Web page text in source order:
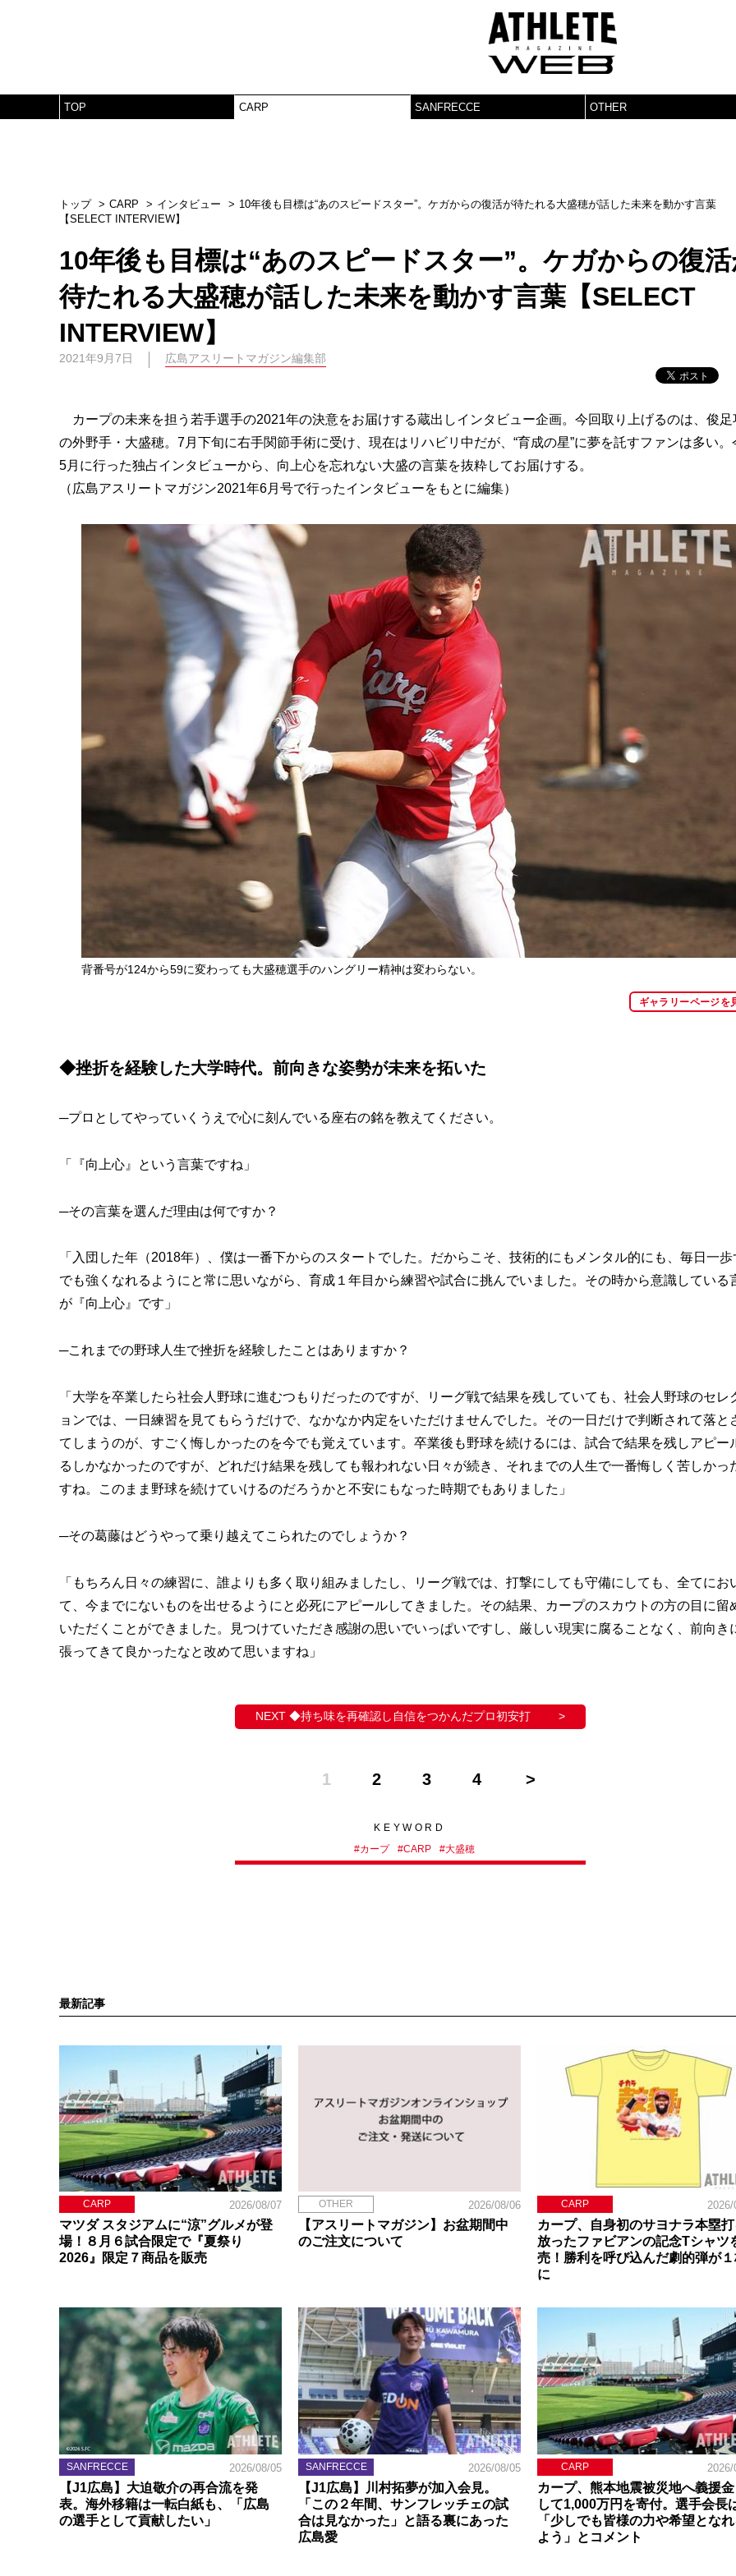
TOP CARP SANFRECCE OTHER
トップ CARP インタビュー
10年後も目標は“あのスピードスター”。ケガからの復活が待たれる大盛穂が話した未来を動かす言葉
【SELECT INTERVIEW】
10年後も目標は“あのスピードスター”。ケガからの復
待たれる大盛穂が話した未来を動かす言葉【SELECT
INTERVIEW】
2021年9月7日 広島アスリートマガジン編集部
カープの未来を担う若手選手の2021年の決意をお届けする蔵出しインタビュー企画。今回取り上げるのは、俊足
の外野手・大盛穂。7月下旬に右手関節手術に受け、現在はリハビリ中だが、“育成の星”に夢を託すファンは多い。
5月に行った独占インタビューから、向上心を忘れない大盛の言葉を抜粋してお届けする。
（広島アスリートマガジン2021年6月号で行ったインタビューをもとに編集）
背番号が124から59に変わっても大盛穂選手のハングリー精神は変わらない。
ギャラリーページを
◆挫折を経験した大学時代。前向きな姿勢が未来を拓いた
─プロとしてやっていくうえで心に刻んでいる座右の銘を教えてください。
「『向上心』という言葉ですね」
─その言葉を選んだ理由は何ですか？
「入団した年（2018年）、僕は一番下からのスタートでした。だからこそ、技術的にもメンタル的にも、毎日一歩
でも強くなれるようにと常に思いながら、育成１年目から練習や試合に挑んでいました。その時から意識している
が『向上心』です」
─これまでの野球人生で挫折を経験したことはありますか？
「大学を卒業したら社会人野球に進むつもりだったのですが、リーグ戦で結果を残していても、社会人野球のセレ
ョンでは、一日練習を見てもらうだけで、なかなか内定をいただけませんでした。その一日だけで判断されて落と
てしまうのが、すごく悔しかったのを今でも覚えています。卒業後も野球を続けるには、試合で結果を残しアピー
るしかなかったのですが、どれだけ結果を残しても報われない日々が続き、それまでの人生で一番悔しく苦しかっ
すね。このまま野球を続けていけるのだろうかと不安にもなった時期でもありました」
─その葛藤はどうやって乗り越えてこられたのでしょうか？
「もちろん日々の練習に、誰よりも多く取り組みましたし、リーグ戦では、打撃にしても守備にしても、全てにお
て、今までにないものを出せるようにと必死にアピールしてきました。その結果、カープのスカウトの方の目に留
いただくことができました。見つけていただき感謝の思いでいっぱいですし、厳しい現実に腐ることなく、前向き
張ってきて良かったなと改めて思いますね」
◆持ち味を再確認し自信をつかんだプロ初安打
1 2 3 4
KEYWORD
#カープ #CARP #大盛穂
最新記事
CARP 2026/08/07
マツダ スタジアムに“涼”グルメが登
場！８月６試合限定で『夏祭り
2026』限定７商品を販売
OTHER 2026/08/06
【アスリートマガジン】お盆期間中
のご注文について
CARP 2026/
カープ、自身初のサヨナラ本塁
放ったファビアンの記念Tシャツ
売！勝利を呼び込んだ劇的弾が
に
SANFRECCE 2026/08/05
【J1広島】大迫敬介の再合流を発
表。海外移籍は一転白紙も、「広島
の選手として貢献したい」
SANFRECCE 2026/08/05
【J1広島】川村拓夢が加入会見。
「この２年間、サンフレッチェの試
合は見なかった」と語る裏にあった
広島愛
CARP 2026/
カープ、熊本地震被災地へ義援金
して1,000万円を寄付。選手会長
「少しでも皆様の力や希望とな
よう」とコメント